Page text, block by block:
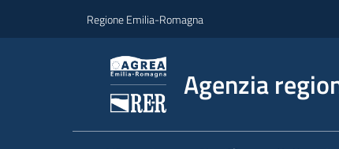
Regione Emilia-Romagna
Agenzia